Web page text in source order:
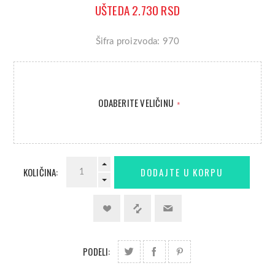
UŠTEDA 2.730 RSD
Šifra proizvoda: 970
ODABERITE VELIČINU *
KOLIČINA:
PODELI: